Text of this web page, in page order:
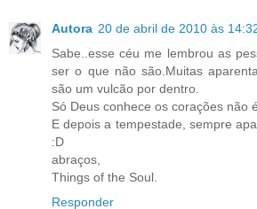
Autora 20 de abril de 2010 às
Sabe..esse céu me lembrou as
ser o que não são.Muitas
são um vulcão por dentro.
Só Deus conhece os corações não
E depois a tempestade, sempre
:D
abraços,
Things of the Soul.
Responder